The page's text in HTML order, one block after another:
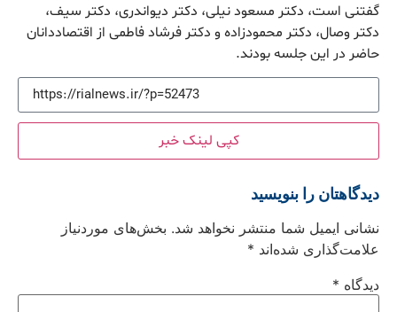
گفتنی است، دکتر مسعود نیلی، دکتر دیواندری، دکتر سیف،
دکتر وصال، دکتر محمودزاده و دکتر فرشاد فاطمی از اقتصاددانان
حاضر در این جلسه بودند.
کپی لینک خبر
دیدگاهتان را بنویسید
نشانی ایمیل شما منتشر نخواهد شد. بخش‌های موردنیاز
علامت‌گذاری شده‌اند *
دیدگاه *